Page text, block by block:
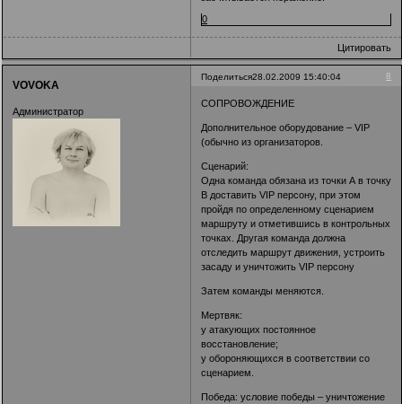
0
Цитировать
Поделиться 8
28.02.2009 15:40:04
VOVOKA
Администратор
СОПРОВОЖДЕНИЕ
Дополнительное оборудование – VIP
(обычно из организаторов.
Сценарий:
Одна команда обязана из точки А в точку
В доставить VIP персону, при этом
пройдя по определенному сценарием
маршруту и отметившись в контрольных
точках. Другая команда должна
отследить маршрут движения, устроить
засаду и уничтожить VIP персону
Затем команды меняются.
Мертвяк:
у атакующих постоянное
восстановление;
у обороняющихся в соответствии со
сценарием.
Победа: условие победы – уничтожение